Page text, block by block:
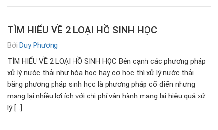
TÌM HIỂU VỀ 2 LOẠI HỒ SINH HỌC
Bởi Duy Phương
TÌM HIỂU VỀ 2 LOẠI HỒ SINH HỌC Bên cạnh các phương pháp
xử lý nước thải như hóa học hay cơ học thì xử lý nước thải
bằng phương pháp sinh học là phương pháp cổ điển nhưng
mang lại nhiều lợi ích với chi phí vận hành mang lại hiệu quả xử
lý […]